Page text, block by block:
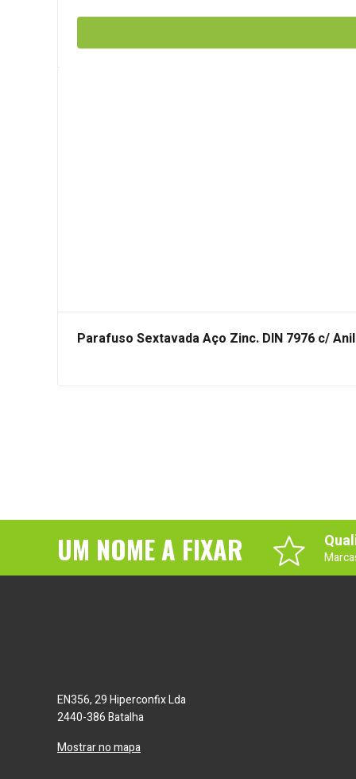
Parafuso Sextavada Aço Zinc. DIN 7976 c/
UM NOME A FIXAR
EN356, 29 Hiperconfix Lda
2440-386 Batalha
Mostrar no mapa